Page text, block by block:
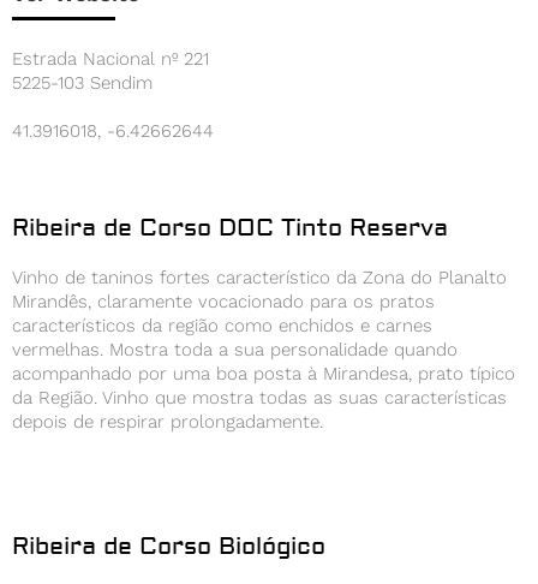
Estrada Nacional nº 221
5225-103 Sendim
41.3916018, -6.42662644
Ribeira de Corso DOC Tinto Reserva
Vinho de taninos fortes característico da Zona do Planalto
Mirandês, claramente vocacionado para os pratos
característicos da região como enchidos e carnes
vermelhas. Mostra toda a sua personalidade quando
acompanhado por uma boa posta à Mirandesa, prato típico
da Região. Vinho que mostra todas as suas características
depois de respirar prolongadamente.
Ribeira de Corso Biológico